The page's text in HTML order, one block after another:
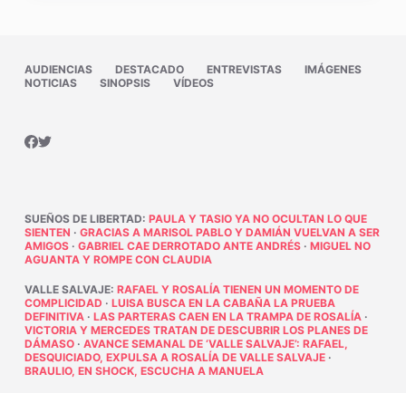
AUDIENCIAS DESTACADO ENTREVISTAS
IMÁGENES
NOTICIAS
SINOPSIS VÍDEOS
SUEÑOS DE LIBERTAD: PAULA Y TASIO YA NO OCULTAN LO QUE
SIENTEN · GRACIAS A MARISOL PABLO Y DAMIÁN VUELVAN A SER
AMIGOS· GABRIEL CAE DERROTADO ANTE ANDRÉS· MIGUEL NO
AGUANTA Y ROMPE CON CLAUDIA
VALLE SALVAJE: RAFAEL Y ROSALÍA TIENEN UN MOMENTO DE
COMPLICIDAD · LUISA BUSCA EN LA CABAÑA LA PRUEBA
DEFINITIVA· LAS PARTERAS CAEN EN LA TRAMPA DE ROSALÍA·
VICTORIA Y MERCEDES TRATAN DE DESCUBRIR LOS PLANES DE
DÁMASO· AVANCE SEMANAL DE ‘VALLE SALVAJE’: RAFAEL,
DESQUICIADO, EXPULSA A ROSALÍA DE VALLE SALVAJE·
BRAULIO, EN SHOCK, ESCUCHA A MANUELA